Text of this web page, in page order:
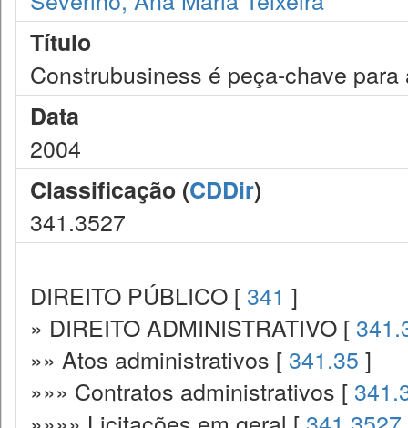
Título
Construbusiness é peça-chave
Data
2004
Classificação (CDDir)
341.3527
DIREITO PÚBLICO [ 341 ]
» DIREITO ADMINISTRATIVO [
»» Atos administrativos [ 341.35 ]
»»» Contratos administrativos [